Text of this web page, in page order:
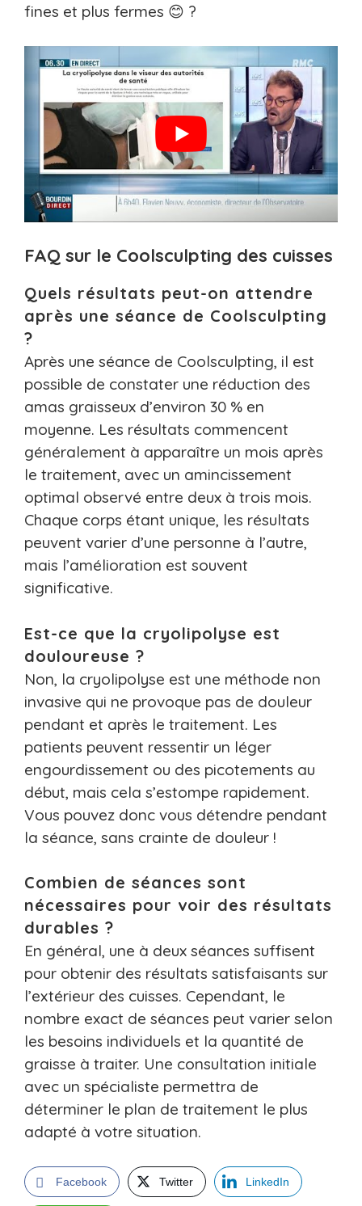
fines et plus fermes 😊 ?
FAQ sur le Coolsculpting des cuisses
Quels résultats peut-on attendre
après une séance de Coolsculpting
?
Après une séance de Coolsculpting, il est
possible de constater une réduction des
amas graisseux d’environ 30 % en
moyenne. Les résultats commencent
généralement à apparaître un mois après
le traitement, avec un amincissement
optimal observé entre deux à trois mois.
Chaque corps étant unique, les résultats
peuvent varier d’une personne à l’autre,
mais l’amélioration est souvent
significative.
Est-ce que la cryolipolyse est
douloureuse ?
Non, la cryolipolyse est une méthode non
invasive qui ne provoque pas de douleur
pendant et après le traitement. Les
patients peuvent ressentir un léger
engourdissement ou des picotements au
début, mais cela s’estompe rapidement.
Vous pouvez donc vous détendre pendant
la séance, sans crainte de douleur !
Combien de séances sont
nécessaires pour voir des résultats
durables ?
En général, une à deux séances suffisent
pour obtenir des résultats satisfaisants sur
l’extérieur des cuisses. Cependant, le
nombre exact de séances peut varier selon
les besoins individuels et la quantité de
graisse à traiter. Une consultation initiale
avec un spécialiste permettra de
déterminer le plan de traitement le plus
adapté à votre situation.
Facebook Twitter LinkedIn